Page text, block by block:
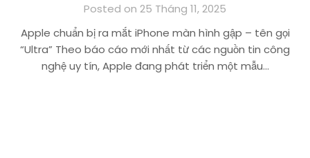
Posted on 25 Tháng 11, 2025
Apple chuẩn bị ra mắt iPhone màn hình gập – tên gọi
“Ultra” Theo báo cáo mới nhất từ các nguồn tin công
nghệ uy tín, Apple đang phát triển một mẫu…